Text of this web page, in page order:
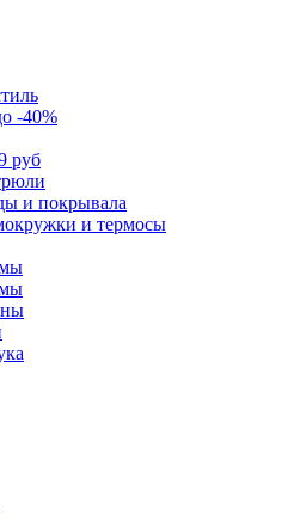
-40%
руб
и покрывала
и термосы